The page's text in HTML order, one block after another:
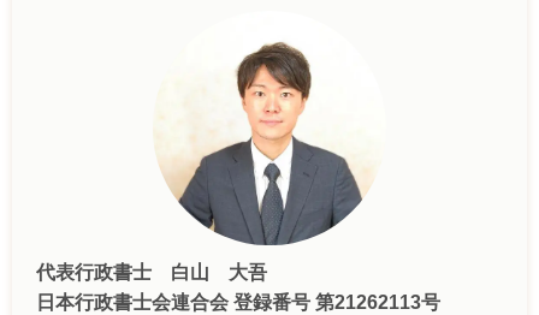
代表行政書士 白山 大吾
日本行政書士会連合会 登録番号 第21262113号